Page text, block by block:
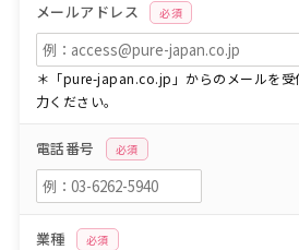
メールアドレス 必須
＊「pure-japan.co.jp」からのメールを受
力ください。
電話番号 必須
業種 必須